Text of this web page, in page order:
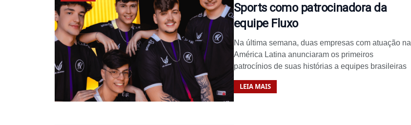
Sports como patrocinadora da
equipe Fluxo
Na última semana, duas empresas com atuação na
América Latina anunciaram os primeiros
patrocínios de suas histórias a equipes brasileiras
LEIA MAIS